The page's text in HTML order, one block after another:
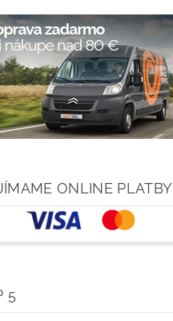
ONLINE PLATBY
5